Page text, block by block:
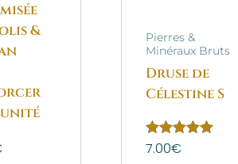
&
Pierres &
Minéraux Bruts
Druse de
Célestine S
Note
7.00€